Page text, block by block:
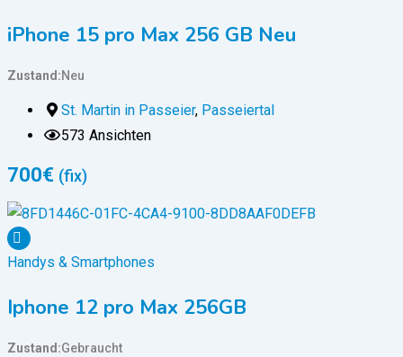
iPhone 15 pro Max 256 GB Neu
Zustand Neu
St. Martin in Passeier, Passeiertal
573 Ansichten
700€ (fix)
Handys & Smartphones
Iphone 12 pro Max 256GB
Zustand Gebraucht